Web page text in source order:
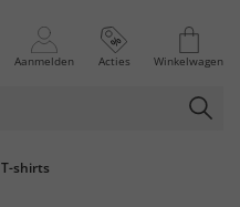
Aanmelden Acties Winkelwagen
T-shirts